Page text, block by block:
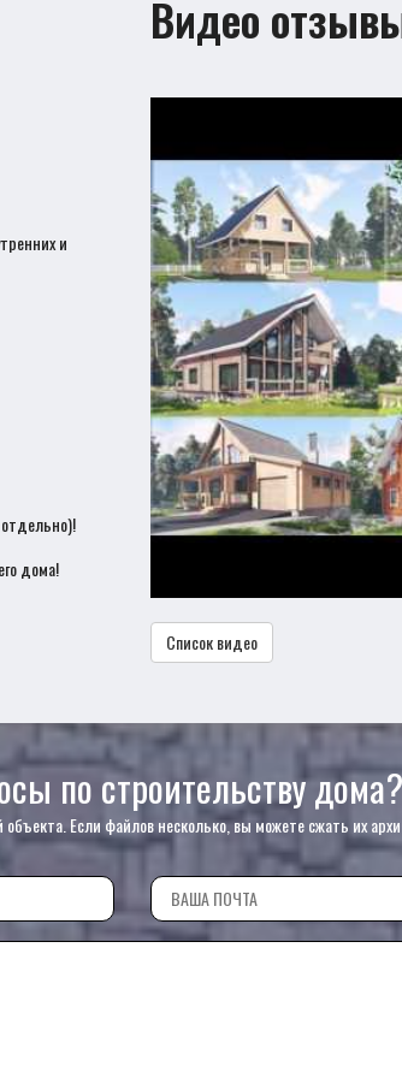
и
дома!
Видео
Список видео
по строительству дома?
Если файлов несколько, вы можете сжать их